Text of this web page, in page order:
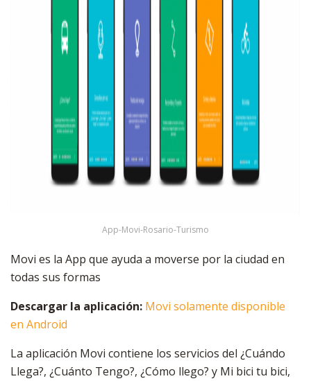
App-Movi-Rosario-Turismo
Movi es la App que ayuda a moverse por la ciudad en
todas sus formas
Descargar la aplicación: Movi solamente disponible
en Android
La aplicación Movi contiene los servicios del ¿Cuándo
Llega?, ¿Cuánto Tengo?, ¿Cómo llego? y Mi bici tu bici,